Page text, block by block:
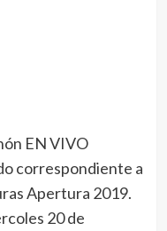
EN VIVO
correspondiente a
Apertura 2019.
20 de